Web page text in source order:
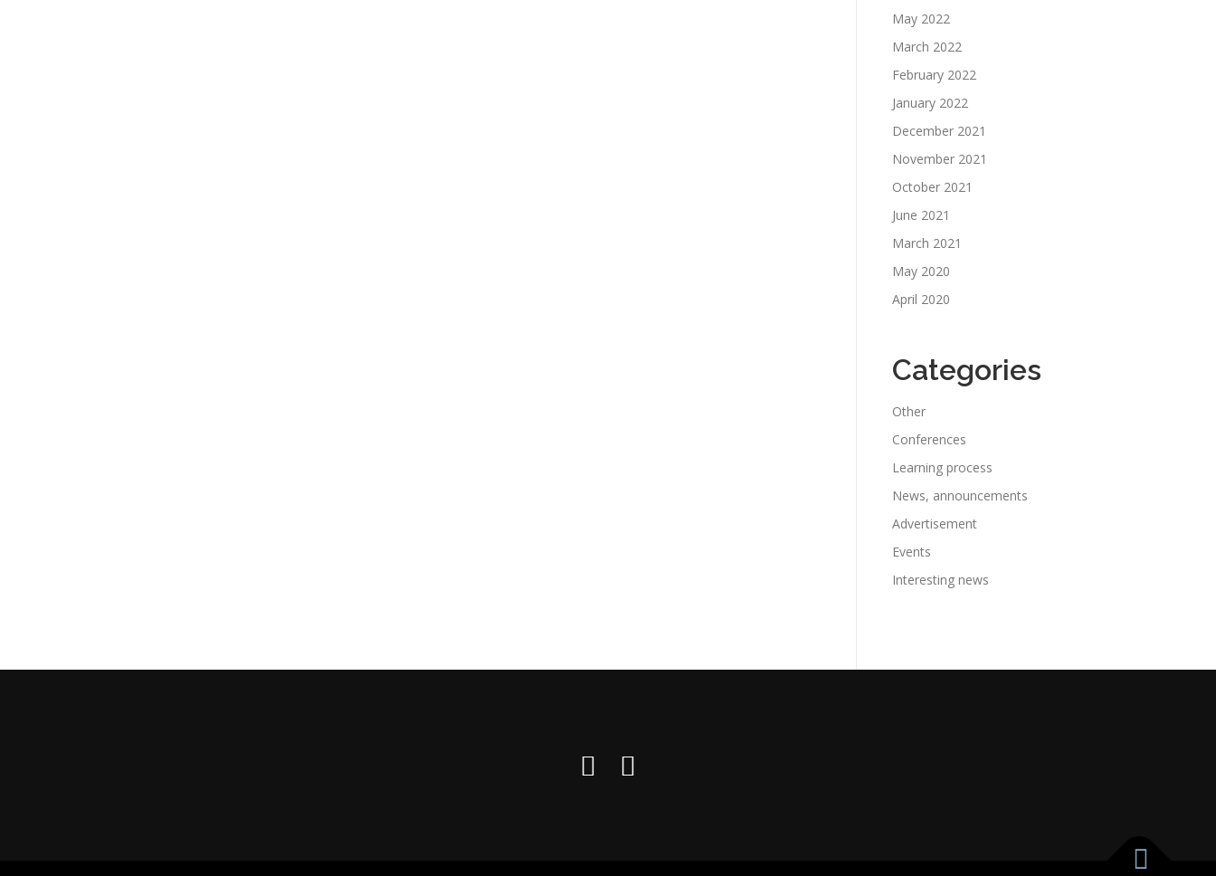
May 2022
March 2022
February 2022
January 2022
December 2021
November 2021
October 2021
June 2021
March 2021
May 2020
April 2020
Categories
Other
Conferences
Learning process
News, announcements
Advertisement
Events
Interesting news